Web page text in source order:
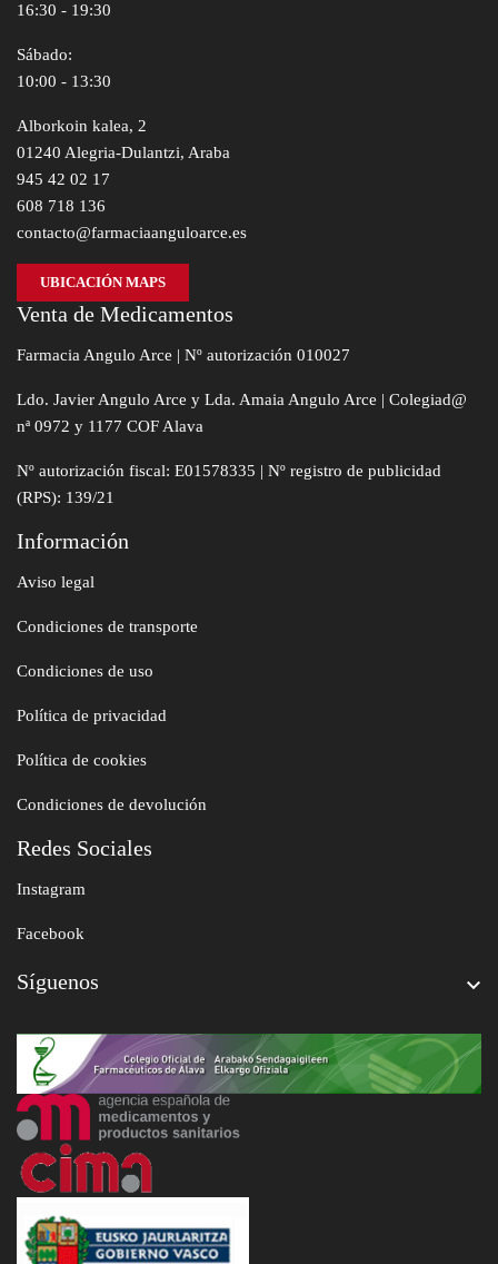
16:30 - 19:30
Sábado:
10:00 - 13:30
Alborkoin kalea, 2
01240 Alegria-Dulantzi, Araba
945 42 02 17
608 718 136
contacto@farmaciaanguloarce.es
UBICACIÓN MAPS
Venta de Medicamentos
Farmacia Angulo Arce | Nº autorización 010027
Ldo. Javier Angulo Arce y Lda. Amaia Angulo Arce | Colegiad@
nª 0972 y 1177 COF Alava
Nº autorización fiscal: E01578335 | Nº registro de publicidad
(RPS): 139/21
Información
Aviso legal
Condiciones de transporte
Condiciones de uso
Política de privacidad
Política de cookies
Condiciones de devolución
Redes Sociales
Instagram
Facebook
Síguenos 